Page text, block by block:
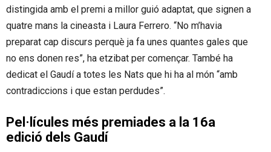
distingida amb el premi a millor guió adaptat, que signen a
quatre mans la cineasta i Laura Ferrero. “No m’havia
preparat cap discurs perquè ja fa unes quantes gales que
no ens donen res”, ha etzibat per començar. També ha
dedicat el Gaudí a totes les Nats que hi ha al món “amb
contradiccions i que estan perdudes”.